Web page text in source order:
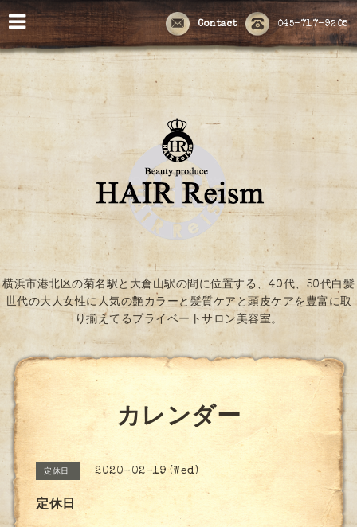
045-717-9205
Contact
横浜市港北区の菊名駅と大倉山駅の間に位置する、40代、50代白髪
世代の大人女性に人気の艶カラーと髪質ケアと頭皮ケアを豊富に取
り揃えてるプライベートサロン美容室。
カレンダー
定休日 2020-02-19 (Wed)
定休日